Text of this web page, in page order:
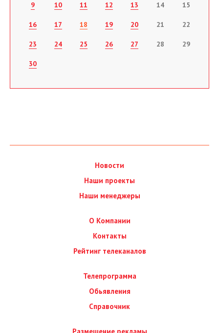
9 10 11 12 13 14 15
16 17 18 19 20 21 22
23 24 25 26 27 28 29
30
Новости
Наши проекты
Наши менеджеры
О Компании
Контакты
Рейтинг телеканалов
Телепрограмма
Обьявления
Справочник